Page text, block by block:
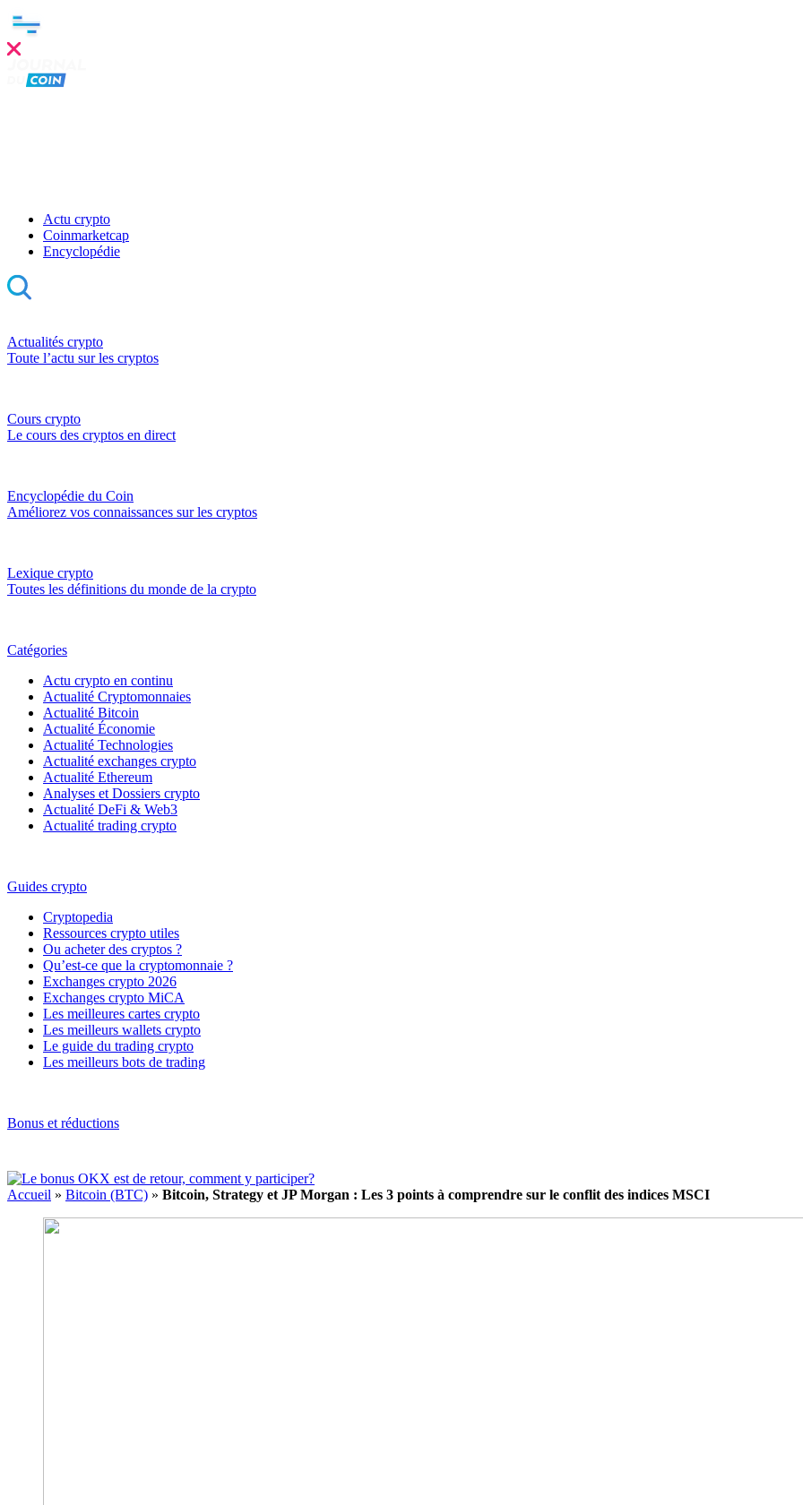
Actu crypto
Coinmarketcap
Encyclopédie
Actualités crypto
Toute l’actu sur les cryptos
Cours crypto
Le cours des cryptos en direct
Encyclopédie du Coin
Améliorez vos connaissances sur les cryptos
Lexique crypto
Toutes les définitions du monde de la crypto
Catégories
Actu crypto en continu
Actualité Cryptomonnaies
Actualité Bitcoin
Actualité Économie
Actualité Technologies
Actualité exchanges crypto
Actualité Ethereum
Analyses et Dossiers crypto
Actualité DeFi & Web3
Actualité trading crypto
Guides crypto
Cryptopedia
Ressources crypto utiles
Ou acheter des cryptos ?
Qu’est-ce que la cryptomonnaie ?
Exchanges crypto 2026
Exchanges crypto MiCA
Les meilleures cartes crypto
Les meilleurs wallets crypto
Le guide du trading crypto
Les meilleurs bots de trading
Bonus et réductions
Accueil » Bitcoin (BTC) » Bitcoin, Strategy et JP Morgan : Les 3 points à comprendre sur le conflit des indices MSCI